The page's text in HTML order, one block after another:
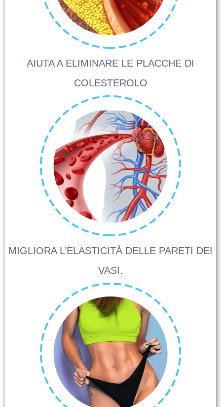
AIUTA A ELIMINARE LE PLACCHE DI
COLESTEROLO
MIGLIORA L’ELASTICITÀ DELLE PARETI DEI
VASI.